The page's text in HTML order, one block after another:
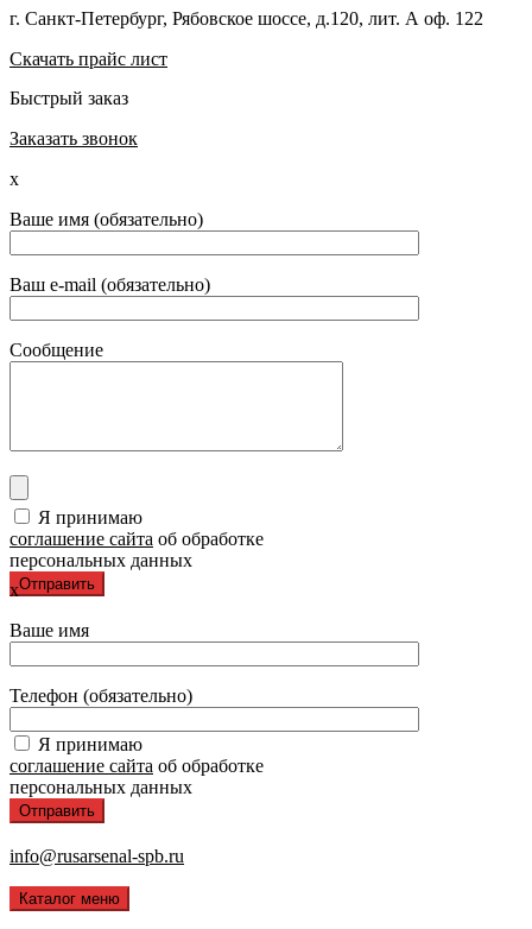
г. Санкт-Петербург, Рябовское шоссе, д.120, лит. А оф. 122
Скачать прайс лист
Быстрый заказ
Заказать звонок
x
Ваше имя (обязательно)
Ваш e-mail (обязательно)
Сообщение
Я принимаю
соглашение сайта об обработке
персональных данных
x
Ваше имя
Телефон (обязательно)
Я принимаю
соглашение сайта об обработке
персональных данных
info@rusarsenal-spb.ru
Каталог меню